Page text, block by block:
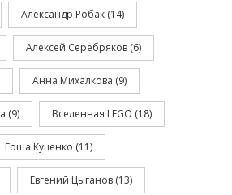
Александр Робак (14)
Алексей Серебряков (6)
Анна Михалкова (9)
(9) Вселенная LEGO (18)
Гоша Куценко (11)
Евгений Цыганов (13)